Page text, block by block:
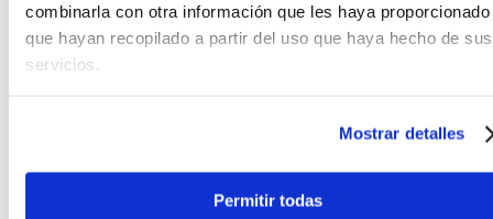
combinarla con otra información que les haya proporcionado
que hayan recopilado a partir del uso que haya hecho de sus
servicios.
Mostrar detalles
Permitir todas
El diapasón con radio de 9.5" facilita leads fluidos y
bends sin ahogos, mientras que los bordes